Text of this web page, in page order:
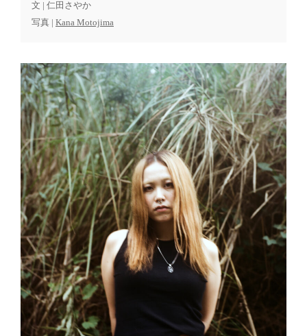
文 | 仁田さやか
写真 | Kana Motojima